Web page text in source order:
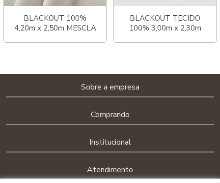
BLACKOUT 100%
4,20m x 2,50m MESCLA
BLACKOUT TECIDO
100% 3,00m x 2,30m
Sobre a empresa
Comprando
Institucional
Atendimento